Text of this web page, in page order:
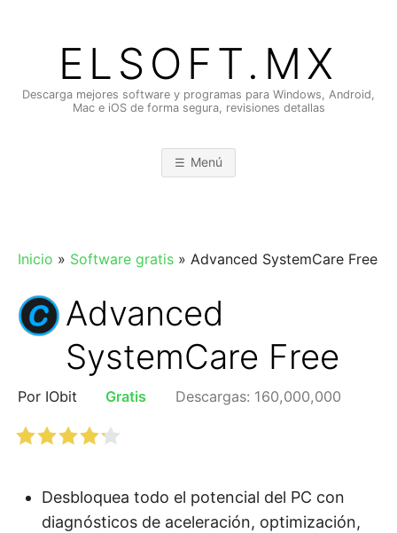
contenidoELSOFT.MX
Descarga mejores software y programas para Windows, Android,
Mac e iOS de forma segura, revisiones detallas
Menú
Inicio » Software gratis » Advanced SystemCare Free
Advanced
SystemCare Free
Por IObit Gratis Descargas: 160,000,000
Desbloquea todo el potencial del PC con
diagnósticos de aceleración, optimización,